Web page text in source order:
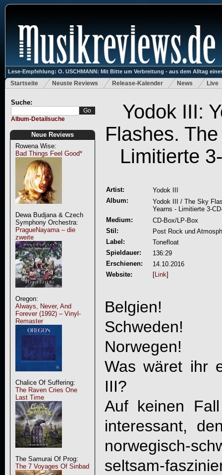
Lese-Empfehlung: O. USCHMANN: Mit Bitte um Verbreitung - aus dem Alltag
Startseite Neuste Reviews Release-Kalender News Live
Suche:
Album-Detailsuche
Neue Reviews
Rowena Wise:
Bad Things Feel Good*
Dewa Budjana & Czech
Symphony Orchestra:
PragueNayama – die
zweite
Oregon:
Always, Never, And
Forever (1992) – Vinyl-
Remaster
Chalice Of Suffering:
The Raven Cries One
Last Time
The Samurai Of Prog:
The 7 Voyages Of Sinbad
Yodok III:
Flashes.
Limitierte
Artist:
Yodok III
Album:
Yodok III / The Sky
Yearns - Limitierte 3-
Medium:
CD-Box/LP-Box
Stil:
Post Rock und
Label:
Tonefloat
Spieldauer:
136:29
Erschienen:
14.10.2016
Website:
[Link]
Belgien!
Schweden!
Norwegen!
Was wäret ihr
III?
Auf keinen
interessant,
norwegisch-
seltsam-